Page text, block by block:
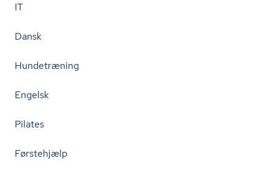
IT
Dansk
Hundetræning
Engelsk
Pilates
Førstehjælp